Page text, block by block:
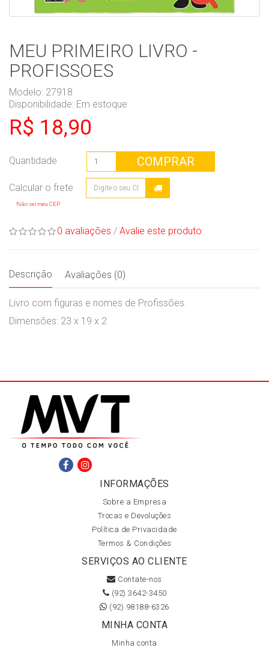
MEU PRIMEIRO LIVRO -
PROFISSOES
Modelo: 27918
Disponibilidade: Em estoque
R$ 18,90
Quantidade COMPRAR
Não sei meu CEP
0 avaliações / Avalie este produto
Descrição Avaliações (0)
Livro com figuras e nomes de Profissões.
Dimensões: 23 x 19 x 2
INFORMAÇÕES
Sobre a Empresa
Trocas e Devoluções
Política de Privacidade
Termos & Condições
SERVIÇOS AO CLIENTE
Contate-nos
(92) 3642-3450
(92) 98188-6326
MINHA CONTA
Minha conta